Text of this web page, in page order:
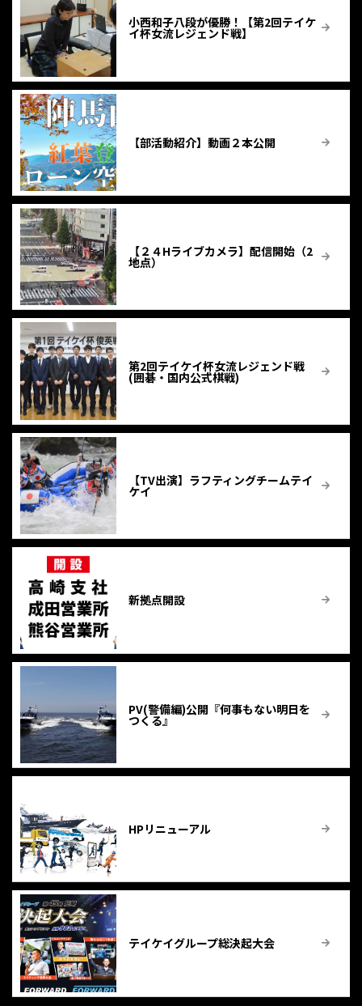
小西和子八段が優勝！【第2回テイケ
イ杯女流レジェンド戦】
【部活動紹介】動画２本公開
【２４Hライブカメラ】配信開始（2
地点）
第2回テイケイ杯女流レジェンド戦
(囲碁・国内公式棋戦)
【TV出演】ラフティングチームテイ
ケイ
新拠点開設
PV(警備編)公開『何事もない明日を
つくる』
HPリニューアル
テイケイグループ総決起大会